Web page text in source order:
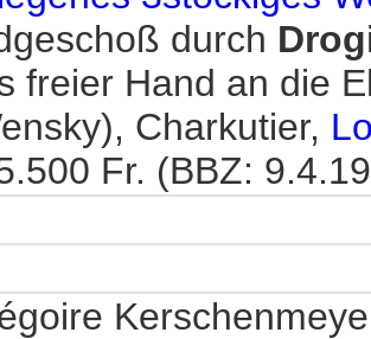
durch
freier Hand an die
Charkutier,
Fr. (BBZ: